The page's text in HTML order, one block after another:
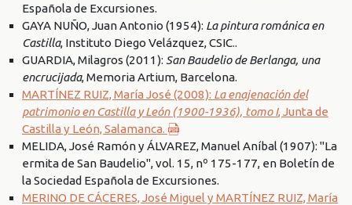
Española de Excursiones.
GAYA NUÑO, Juan Antonio (1954): La pintura románica en
Castilla, Instituto Diego Velázquez, CSIC..
GUARDIA, Milagros (2011): San Baudelio de Berlanga, una
encrucijada, Memoria Artium, Barcelona.
MARTÍNEZ RUIZ, María José (2008): La enajenación del
patrimonio en Castilla y León (1900-1936), tomo I, Junta de
Castilla y León, Salamanca.
MELIDA, José Ramón y ÁLVAREZ, Manuel Aníbal (1907): "La
ermita de San Baudelio", vol. 15, nº 175-177, en Boletín de
la Sociedad Española de Excursiones.
MERINO DE CÁCERES, José Miguel y MARTÍNEZ RUIZ, María